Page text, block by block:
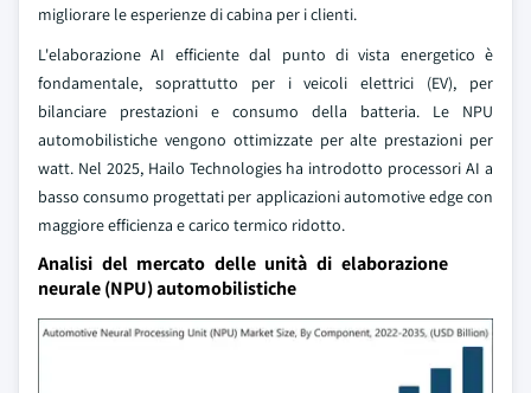
migliorare le esperienze di cabina per i clienti.
L'elaborazione AI efficiente dal punto di vista energetico è
fondamentale, soprattutto per i veicoli elettrici (EV), per
bilanciare prestazioni e consumo della batteria. Le NPU
automobilistiche vengono ottimizzate per alte prestazioni per
watt. Nel 2025, Hailo Technologies ha introdotto processori AI a
basso consumo progettati per applicazioni automotive edge con
maggiore efficienza e carico termico ridotto.
Analisi del mercato delle unità di elaborazione
neurale (NPU) automobilistiche